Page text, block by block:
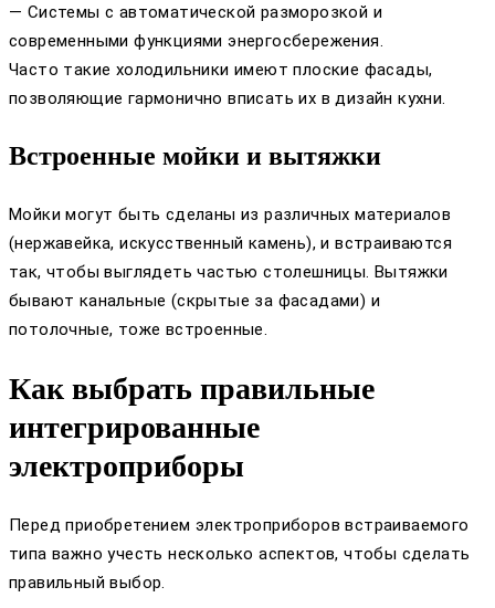
— Системы с автоматической разморозкой и
современными функциями энергосбережения.
Часто такие холодильники имеют плоские фасады,
позволяющие гармонично вписать их в дизайн кухни.
Встроенные мойки и вытяжки
Мойки могут быть сделаны из различных материалов
(нержавейка, искусственный камень), и встраиваются
так, чтобы выглядеть частью столешницы. Вытяжки
бывают канальные (скрытые за фасадами) и
потолочные, тоже встроенные.
Как выбрать правильные
интегрированные
электроприборы
Перед приобретением электроприборов встраиваемого
типа важно учесть несколько аспектов, чтобы сделать
правильный выбор.